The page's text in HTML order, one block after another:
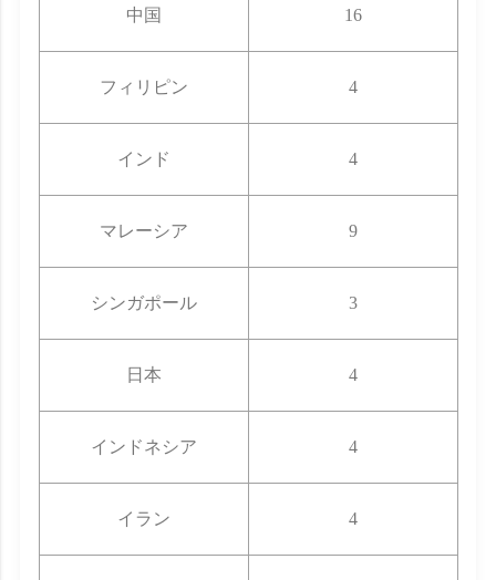
中国 16
フィリピン 4
インド 4
マレーシア 9
シンガポール 3
日本 4
インドネシア 4
イラン 4